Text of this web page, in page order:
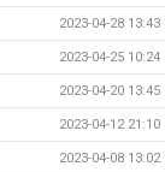
2023-04-28 13:43
2023-04-25 10:24
2023-04-20 13:45
2023-04-12 21:10
2023-04-08 13:02